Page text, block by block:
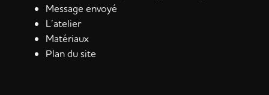
Message envoyé
L’atelier
Matériaux
Plan du site